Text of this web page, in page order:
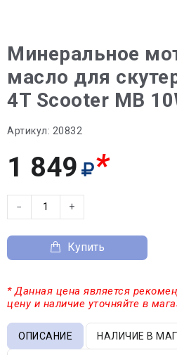
Минеральное
масло для
4T Scooter MB
Артикул: 20832
1 849 *
− +
Купить
* Данная цена является
цену и наличие уточняйте в
ОПИСАНИЕ НАЛИЧИЕ В